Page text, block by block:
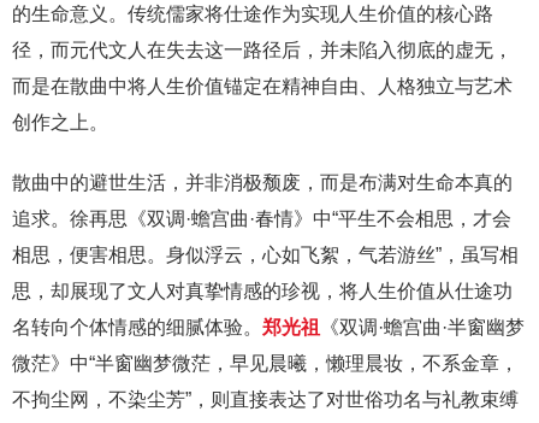
的生命意义。传统儒家将仕途作为实现人生价值的核心路
径，而元代文人在失去这一路径后，并未陷入彻底的虚无，
而是在散曲中将人生价值锚定在精神自由、人格独立与艺术
创作之上。
散曲中的避世生活，并非消极颓废，而是布满对生命本真的
追求。徐再思《双调·蟾宫曲·春情》中“平生不会相思，才会
相思，便害相思。身似浮云，心如飞絮，气若游丝”，虽写相
思，却展现了文人对真挚情感的珍视，将人生价值从仕途功
名转向个体情感的细腻体验。 郑光祖
《双调·蟾宫曲·半窗幽梦
微茫》中“半窗幽梦微茫，早见晨曦，懒理晨妆，不系金章，
不拘尘网，不染尘芳”，则直接表达了对世俗功名与礼教束缚